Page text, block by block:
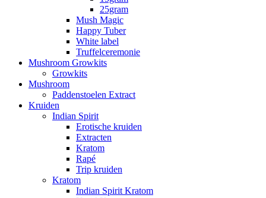
25gram
Mush Magic
Happy Tuber
White label
Truffelceremonie
Mushroom Growkits
Growkits
Mushroom
Paddenstoelen Extract
Kruiden
Indian Spirit
Erotische kruiden
Extracten
Kratom
Rapé
Trip kruiden
Kratom
Indian Spirit Kratom